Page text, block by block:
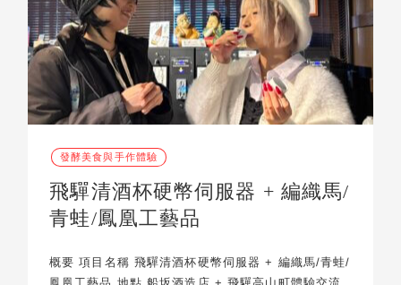
發酵美食與手作體驗
飛驒清酒杯硬幣伺服器 + 編織馬/
青蛙/鳳凰工藝品
概要 項目名稱 飛驒清酒杯硬幣伺服器 + 編織馬/青蛙/